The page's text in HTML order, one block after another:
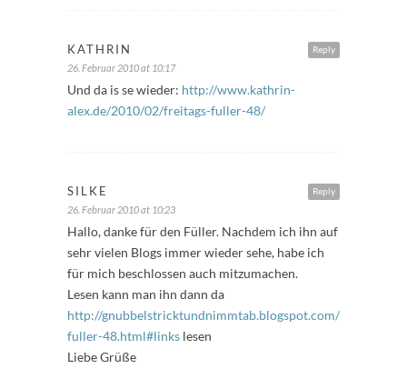
Reply
KATHRIN
26. Februar 2010 at 10:17
Und da is se wieder: http://www.kathrin-
alex.de/2010/02/freitags-fuller-48/
Reply
SILKE
26. Februar 2010 at 10:23
Hallo, danke für den Füller. Nachdem ich ihn auf
sehr vielen Blogs immer wieder sehe, habe ich
für mich beschlossen auch mitzumachen.
Lesen kann man ihn dann da
http://gnubbelstricktundnimmtab.blogspot.com/2010/02/
fuller-48.html#links lesen
Liebe Grüße